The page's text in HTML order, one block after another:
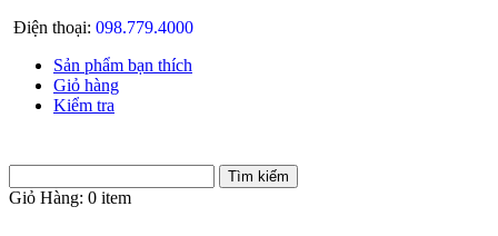
Điện thoại: 098.779.4000
Sản phẩm bạn thích
Giỏ hàng
Kiểm tra
Giỏ Hàng: 0 item